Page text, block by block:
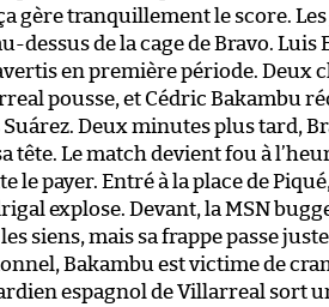
gère tranquillement le score.
dessus de la cage de Bravo. Luis
en première période. Deux
pousse, et Cédric Bakambu
Deux minutes plus tard,
tête. Le match devient fou à
le payer. Entré à la place de
explose. Devant, la MSN
siens, mais sa frappe passe
Bakambu est victime de
espagnol de Villarreal sort